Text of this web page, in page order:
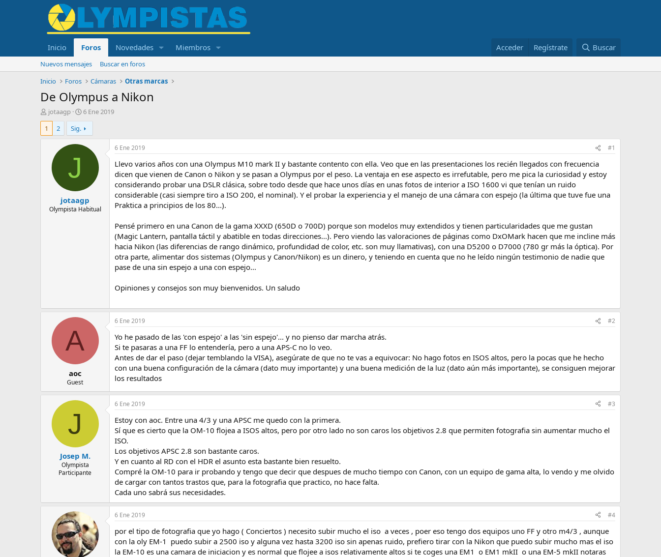
Inicio Foros Novedades Miembros Acceder Regístrate Buscar
Nuevos mensajes
Buscar en foros
Inicio
Foros Cámaras Otras marcas
De Olympus a Nikon
I
n
c
jotaagp
F
e
c
h
a
i
c
i
6 Ene 2019
1
2 Sig.
J
jotaagp
Olympista Habitual
6 Ene 2019 #1
Llevo varios años con una Olympus M10 mark II y bastante contento con ella. Veo que en las presentaciones los recién llegados con frecuencia
dicen que vienen de Canon o Nikon y se pasan a Olympus por el peso. La ventaja en ese aspecto es irrefutable, pero me pica la curiosidad y estoy
considerando probar una DSLR clásica, sobre todo desde que hace unos días en unas fotos de interior a ISO 1600 vi que tenían un ruido
considerable (casi siempre tiro a ISO 200, el nominal). Y el probar la experiencia y el manejo de una cámara con espejo (la última que tuve fue una
Praktica a principios de los 80...).
Pensé primero en una Canon de la gama XXXD (650D o 700D) porque son modelos muy extendidos y tienen particularidades que me gustan
(Magic Lantern, pantalla táctil y abatible en todas direcciones...). Pero viendo las valoraciones de páginas como DxOMark hacen que me incline más
hacia Nikon (las diferencias de rango dinámico, profundidad de color, etc. son muy llamativas), con una D5200 o D7000 (780 gr más la óptica). Por
otra parte, alimentar dos sistemas (Olympus y Canon/Nikon) es un dinero, y teniendo en cuenta que no he leído ningún testimonio de nadie que
pase de una sin espejo a una con espejo...
Opiniones y consejos son muy bienvenidos. Un saludo
A
aoc
Guest
6 Ene 2019 #2
Yo he pasado de las 'con espejo' a las 'sin espejo'... y no pienso dar marcha atrás.
Si te pasaras a una FF lo entendería, pero a una APS-C no lo veo.
Antes de dar el paso (dejar temblando la VISA), asegúrate de que no te vas a equivocar: No hago fotos en ISOS altos, pero la pocas que he hecho
con una buena configuración de la cámara (dato muy importante) y una buena medición de la luz (dato aún más importante), se consiguen mejorar
los resultados
J
Josep M.
Olympista
Participante
6 Ene 2019 #3
Estoy con aoc. Entre una 4/3 y una APSC me quedo con la primera.
Sí que es cierto que la OM-10 flojea a ISOS altos, pero por otro lado no son caros los objetivos 2.8 que permiten fotografia sin aumentar mucho el
ISO.
Los objetivos APSC 2.8 son bastante caros.
Y en cuanto al RD con el HDR el asunto esta bastante bien resuelto.
Compré la OM-10 para ir probando y tengo que decir que despues de mucho tiempo con Canon, con un equipo de gama alta, lo vendo y me olvido
de cargar con tantos trastos que, para la fotografia que practico, no hace falta.
Cada uno sabrá sus necesidades.
6 Ene 2019 #4
por el tipo de fotografia que yo hago ( Conciertos ) necesito subir mucho el iso a veces , poer eso tengo dos equipos uno FF y otro m4/3 , aunque
con la oly EM-1 puedo subir a 2500 iso y alguna vez hasta 3200 iso sin apenas ruido, prefiero tirar con la Nikon que puedo subir mucho mas el iso
la EM-10 es una camara de iniciacion y es normal que flojee a isos relativamente altos si te coges una EM1 o EM1 mkII o una EM-5 mkII notaras